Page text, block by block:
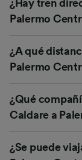
¿Hay tren
Palermo
¿A qué
Palermo
¿Qué
Caldare a
¿Se puede